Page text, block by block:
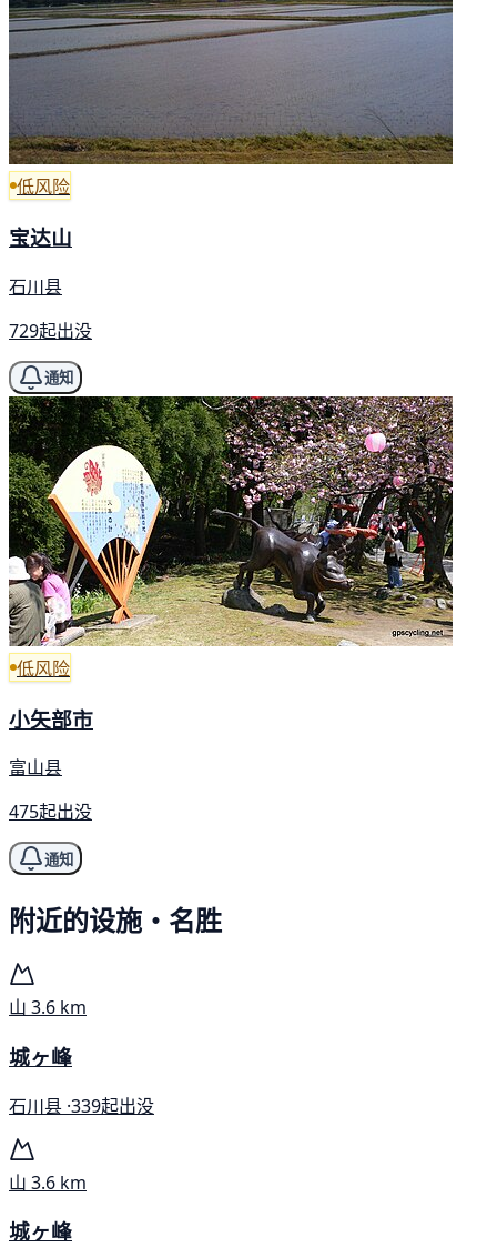
低风险
宝达山
石川县
729起出没
通知
低风险
小矢部市
富山县
475起出没
通知
附近的设施・名胜
山 3.6 km
城ヶ峰
石川县 ·339起出没
山 3.6 km
城ヶ峰